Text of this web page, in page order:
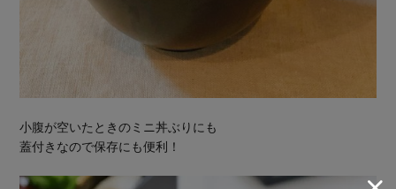
小腹が空いたときのミニ丼ぶりにも
蓋付きなので保存にも便利！